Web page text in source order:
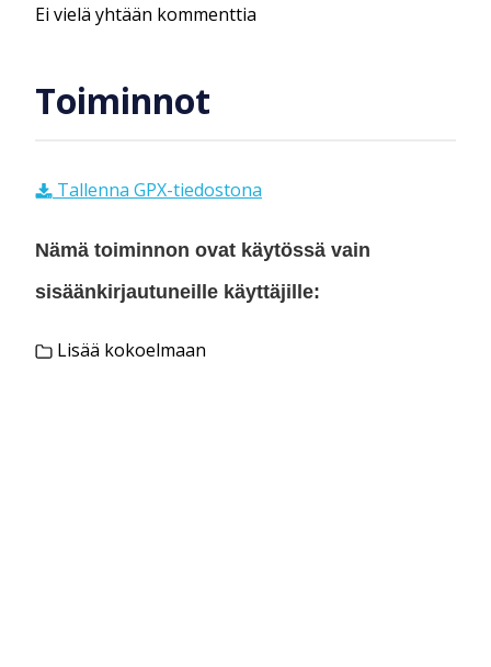
Ei vielä yhtään kommenttia
Toiminnot
Tallenna GPX-tiedostona
Nämä toiminnon ovat käytössä vain
sisäänkirjautuneille käyttäjille:
Lisää kokoelmaan